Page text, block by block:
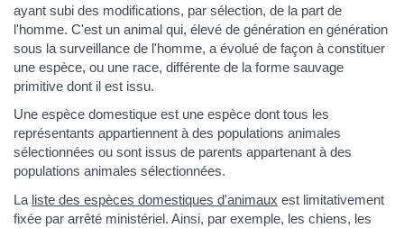
ayant subi des modifications, par sélection, de la part de
l'homme. C'est un animal qui, élevé de génération en génération
sous la surveillance de l'homme, a évolué de façon à constituer
une espèce, ou une race, différente de la forme sauvage
primitive dont il est issu.
Une espèce domestique est une espèce dont tous les
représentants appartiennent à des populations animales
sélectionnées ou sont issus de parents appartenant à des
populations animales sélectionnées.
La liste des espèces domestiques d'animaux est limitativement
fixée par arrêté ministériel. Ainsi, par exemple, les chiens, les